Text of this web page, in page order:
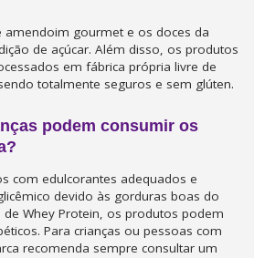
amendoim gourmet e os doces da
de açúcar. Além disso, os produtos
em fábrica própria livre de
totalmente seguros e sem glúten.
podem consumir os
com edulcorantes adequados e
devido às gorduras boas do
Whey Protein, os produtos podem
Para crianças ou pessoas com
recomenda sempre consultar um